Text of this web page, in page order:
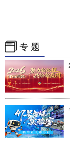
English
Русский
Deutsch
专 题